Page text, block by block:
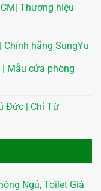
Thương hiệu
hãng SungYu
Mẫu cửa phòng
Đức | Chỉ Từ
Ngủ, Toilet Giá